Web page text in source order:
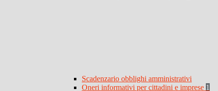
Scadenzario obblighi amministrativi
Oneri informativi per cittadini e imprese 1